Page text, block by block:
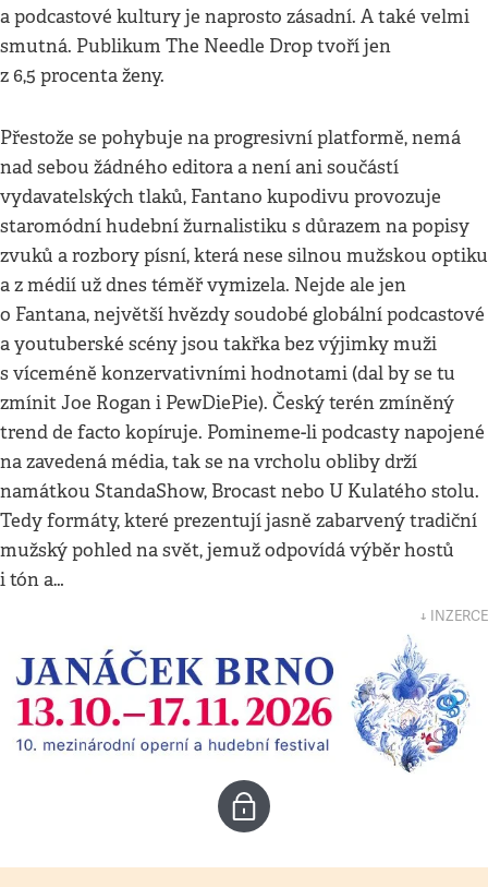
a podcastové kultury je naprosto zásadní. A také velmi
smutná. Publikum The Needle Drop tvoří jen
z 6,5 procenta ženy.
Přestože se pohybuje na progresivní platformě, nemá
nad sebou žádného editora a není ani součástí
vydavatelských tlaků, Fantano kupodivu provozuje
staromódní hudební žurnalistiku s důrazem na popisy
zvuků a rozbory písní, která nese silnou mužskou optiku
a z médií už dnes téměř vymizela. Nejde ale jen
o Fantana, největší hvězdy soudobé globální podcastové
a youtuberské scény jsou takřka bez výjimky muži
s víceméně konzervativními hodnotami (dal by se tu
zmínit Joe Rogan i PewDiePie). Český terén zmíněný
trend de facto kopíruje. Pomineme-li podcasty napojené
na zavedená média, tak se na vrcholu obliby drží
namátkou StandaShow, Brocast nebo U Kulatého stolu.
Tedy formáty, které prezentují jasně zabarvený tradiční
mužský pohled na svět, jemuž odpovídá výběr hostů
i tón a…
↓ INZERCE